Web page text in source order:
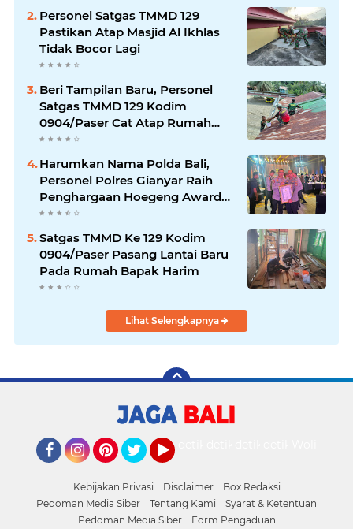
Personel Satgas TMMD 129
Pastikan Atap Masjid Al Ikhlas
Tidak Bocor Lagi
Beri Tampilan Baru, Personel
Satgas TMMD 129 Kodim
0904/Paser Cat Atap Rumah
Marbot
Harumkan Nama Polda Bali,
Personel Polres Gianyar Raih
Penghargaan Hoegeng Awards
2026
Satgas TMMD Ke 129 Kodim
0904/Paser Pasang Lantai Baru
Pada Rumah Bapak Harim
Lihat Selengkapnya
Kebijakan Privasi Disclaimer
Box Redaksi
Pedoman Media Siber
Tentang Kami
Syarat & Ketentuan
Pedoman Media Siber
Form Pengaduan